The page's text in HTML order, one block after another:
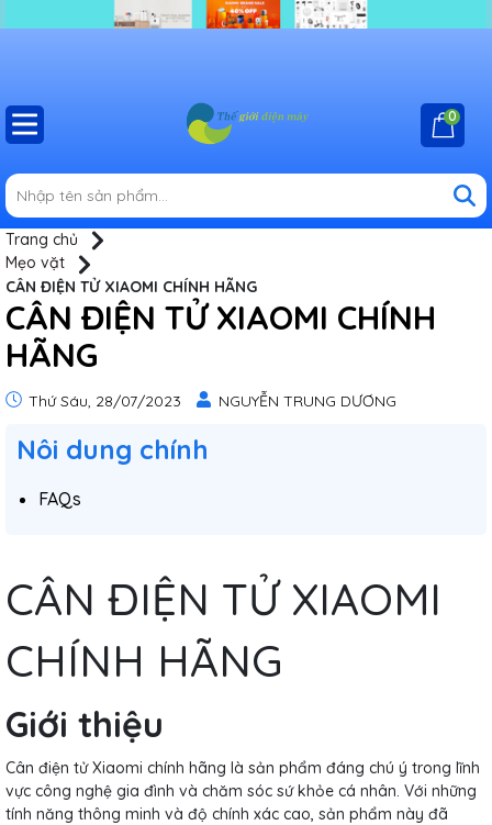
0
Trang chủ
Mẹo vặt
CÂN ĐIỆN TỬ XIAOMI CHÍNH HÃNG
CÂN ĐIỆN TỬ XIAOMI CHÍNH
HÃNG
Thứ Sáu, 28/07/2023 NGUYỄN TRUNG DƯƠNG
Nôi dung chính
FAQs
CÂN ĐIỆN TỬ XIAOMI
CHÍNH HÃNG
Giới thiệu
Cân điện tử Xiaomi chính hãng là sản phẩm đáng chú ý trong lĩnh
vực công nghệ gia đình và chăm sóc sứ khỏe cá nhân. Với những
tính năng thông minh và độ chính xác cao, sản phẩm này đã